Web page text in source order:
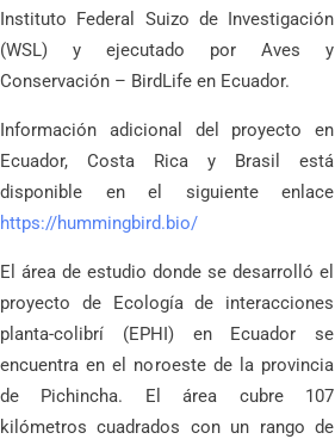
Instituto Federal Suizo de Investigación
(WSL) y ejecutado por Aves y
Conservación – BirdLife en Ecuador.
Información adicional del proyecto en
Ecuador, Costa Rica y Brasil está
disponible en el siguiente enlace
https://hummingbird.bio/
El área de estudio donde se desarrolló el
proyecto de Ecología de interacciones
planta-colibrí (EPHI) en Ecuador se
encuentra en el noroeste de la provincia
de Pichincha. El área cubre 107
kilómetros cuadrados con un rango de